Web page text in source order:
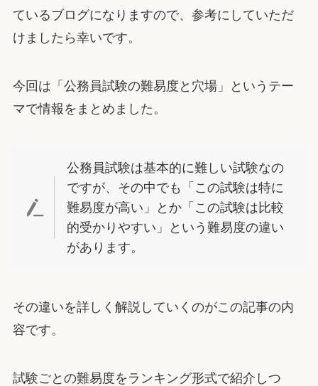
ているブログになりますので、参考にしていただ
けましたら幸いです。
今回は「公務員試験の難易度と穴場」というテー
マで情報をまとめました。
公務員試験は基本的に難しい試験なの
ですが、その中でも「この試験は特に
難易度が高い」とか「この試験は比較
的受かりやすい」という難易度の違い
があります。
その違いを詳しく解説していくのがこの記事の内
容です。
試験ごとの難易度をランキング形式で紹介しつ